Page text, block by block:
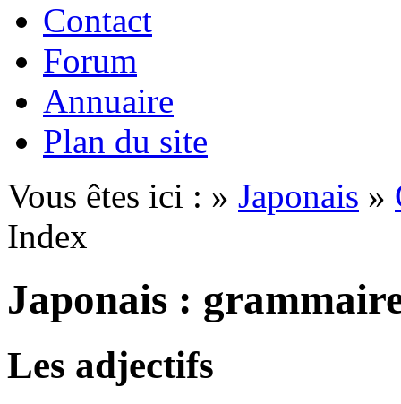
Contact
Forum
Annuaire
Plan du site
Vous êtes ici : » Japonais »
Index
Japonais :
Les adjectifs